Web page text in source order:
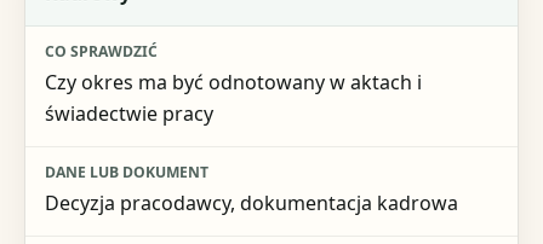
Czy okres ma być odnotowany w aktach i
świadectwie pracy
Decyzja pracodawcy, dokumentacja kadrowa